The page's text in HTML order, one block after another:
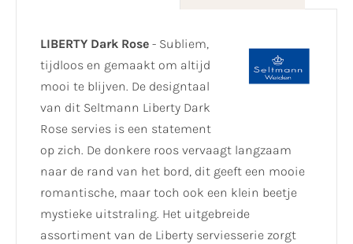
LIBERTY Dark Rose - Subliem,
tijdloos en gemaakt om altijd
mooi te blijven. De designtaal
van dit Seltmann Liberty Dark
Rose servies is een statement
op zich. De donkere roos vervaagt langzaam
naar de rand van het bord, dit geeft een mooie
romantische, maar toch ook een klein beetje
mystieke uitstraling. Het uitgebreide
assortiment van de Liberty serviesserie zorgt